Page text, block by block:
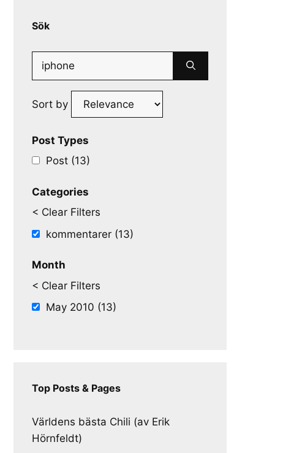
Sök
Search
for:
Sort by
Post Types
Post (13)
Categories
< Clear Filters
kommentarer (13)
Month
< Clear Filters
May 2010 (13)
Top Posts & Pages
Världens bästa Chili (av Erik
Hörnfeldt)